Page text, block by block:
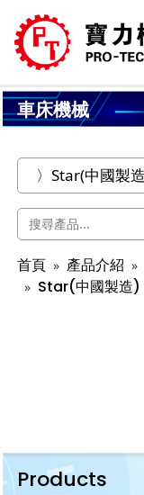
車床機械
首頁 產品介紹
Star(中國製造)
Products